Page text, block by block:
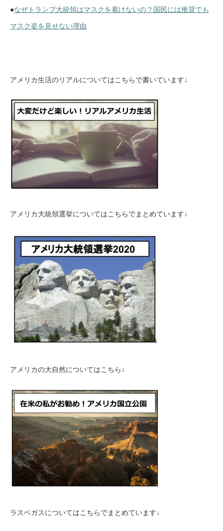
●なぜトランプ大統領はマスクを着けないの？国民には推奨でも
マスク姿を見せない理由
アメリカ生活のリアルについてはこちらで書いています↓
アメリカ大統領選挙についてはこちらでまとめています↓
アメリカの大自然についてはこちら↓
ラスベガスについてはこちらでまとめています↓